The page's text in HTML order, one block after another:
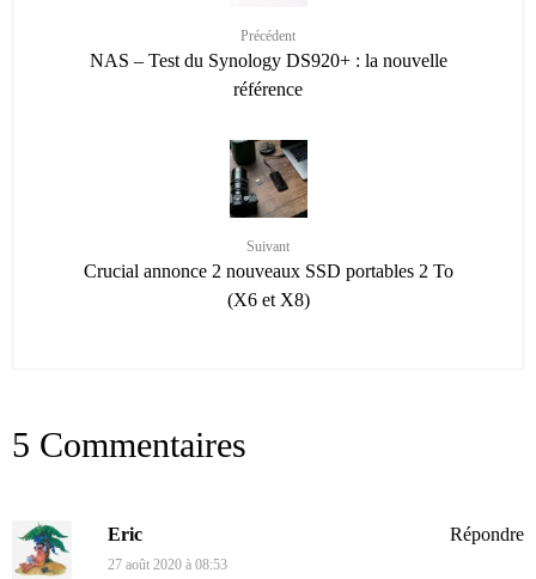
Précédent
NAS – Test du Synology DS920+ : la nouvelle
référence
Suivant
Crucial annonce 2 nouveaux SSD portables 2 To
(X6 et X8)
5 Commentaires
Eric
27 août 2020 à 08:53
Répondre